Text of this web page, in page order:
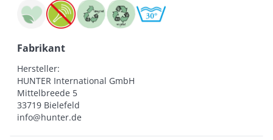
Fabrikant
Hersteller:
HUNTER International GmbH
Mittelbreede 5
33719 Bielefeld
info@hunter.de